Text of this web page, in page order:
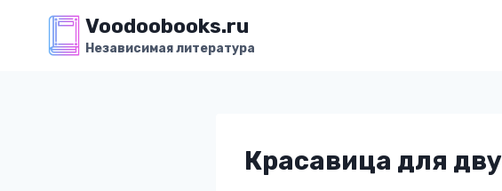
содержимому
Voodoobooks.ru
Независимая литература
Красавица для